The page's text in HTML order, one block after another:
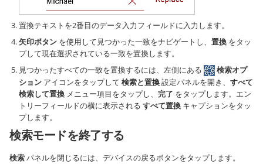
置換テキストを2番目のデータ入力フィールドに入力します。
矢印ボタン を使用して見つかった一致をナビゲートし、 置換 をタッ
プして現在選択されている一致を置換します。
見つかったすべての一致を置換するには、左側にある
検索オプ
ション アイコンをタップして 検索と置換設定パネルを開き、 すべて
検索して置換 メニュー項目をタップし、 完了 をタップします。エン
トリーフィールドの横に表示される すべて置換 キャプションをタッ
プします。
検索モードを終了する
検索パネルを閉じるには、デバイスの戻るボタンをタップします。